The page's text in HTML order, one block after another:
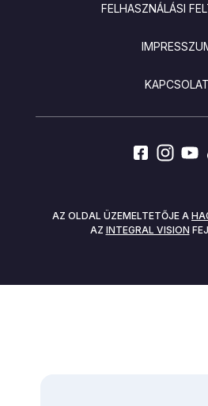
FELHASZNÁLÁSI
KAPCSOLAT
SOCIALS
AZ OLDAL ÜZEMELTETŐJE A
AZ INTEGRAL VISION